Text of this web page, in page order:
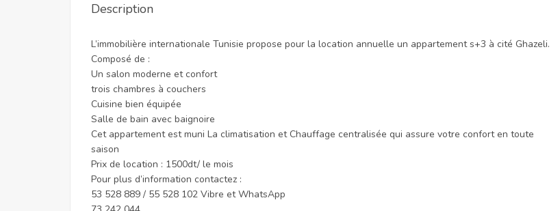
Description
L’immobilière internationale Tunisie propose pour la location annuelle un appartement s+3 à cité Ghazeli.
Composé de :
Un salon moderne et confort
trois chambres à couchers
Cuisine bien équipée
Salle de bain avec baignoire
Cet appartement est muni La climatisation et Chauffage centralisée qui assure votre confort en toute
saison
Prix de location : 1500dt/ le mois
Pour plus d’information contactez :
53 528 889 / 55 528 102 Vibre et WhatsApp